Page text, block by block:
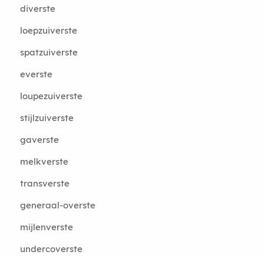
diverste
loepzuiverste
spatzuiverste
everste
loupezuiverste
stijlzuiverste
gaverste
melkverste
transverste
generaal-overste
mijlenverste
undercoverste